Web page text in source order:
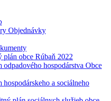
Objednávky
plán obce Rúbaň 2022
odpadového hospodárstva Obce
hospodárskeho a sociálneho